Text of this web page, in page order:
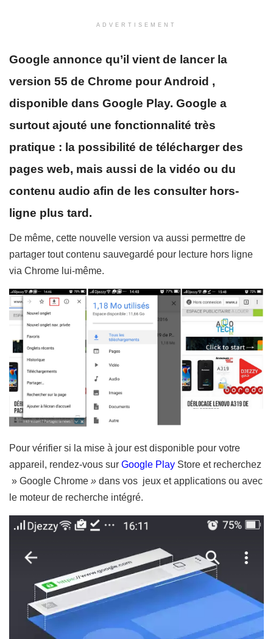
ADVERTISEMENT
Google annonce qu’il vient de lancer la
version 55 de Chrome pour Android ,
disponible dans Google Play. Google a
surtout ajouté une fonctionnalité très
pratique : la possibilité de télécharger des
pages web, mais aussi de la vidéo ou du
contenu audio afin de les consulter hors-
ligne plus tard.
De même, cette nouvelle version va aussi permettre de
partager tout contenu sauvegardé pour lecture hors ligne
via Chrome lui-même.
Pour vérifier si la mise à jour est disponible pour votre
appareil, rendez-vous sur Google Play Store et recherchez
» Google Chrome » dans vos jeux et applications ou avec
le moteur de recherche intégré.